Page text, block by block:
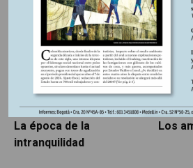
LIBROS RESEÑADOS
5 AGOSTO, 2026
La época de la
intranquilidad
5
Los